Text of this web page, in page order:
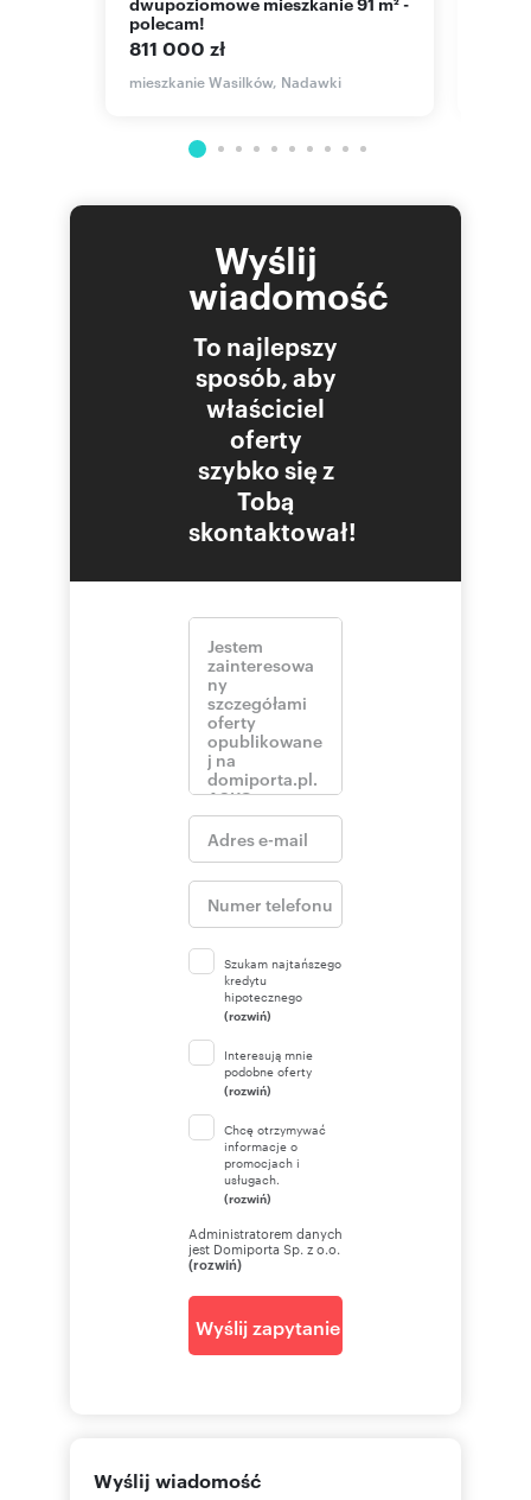
polecam!
811 000 zł
mieszkanie Wasilków, Nadawki
Wyślij
wiadomość
To najlepszy
sposób, aby
właściciel
oferty
szybko się z
Tobą
skontaktował!
Szukam najtańszego
kredytu
hipotecznego
(rozwiń)
Interesują mnie
podobne oferty
(rozwiń)
Chcę otrzymywać
informacje o
promocjach i
usługach.
(rozwiń)
Administratorem danych
jest Domiporta Sp. z o.o.
(rozwiń)
Wyślij zapytanie
Wyślij wiadomość